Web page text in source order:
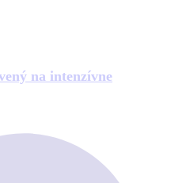
na intenzívne